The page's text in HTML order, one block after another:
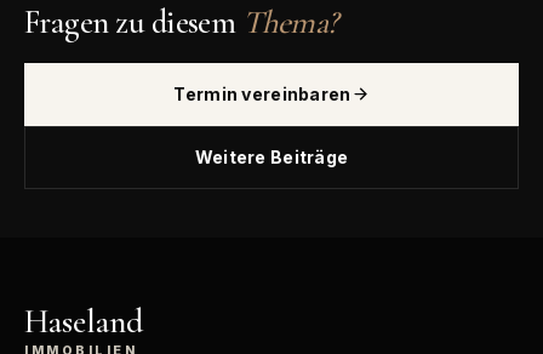
Fragen zu diesem Thema?
Termin vereinbaren
Weitere Beiträge
Haseland
IMMOBILIEN